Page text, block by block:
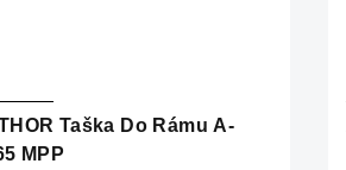
Taška Do Rámu A-
MPP